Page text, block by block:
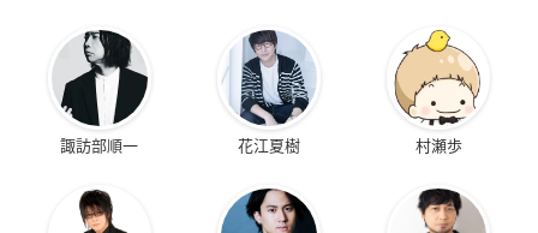
諏訪部順一 花江夏樹 村瀬歩